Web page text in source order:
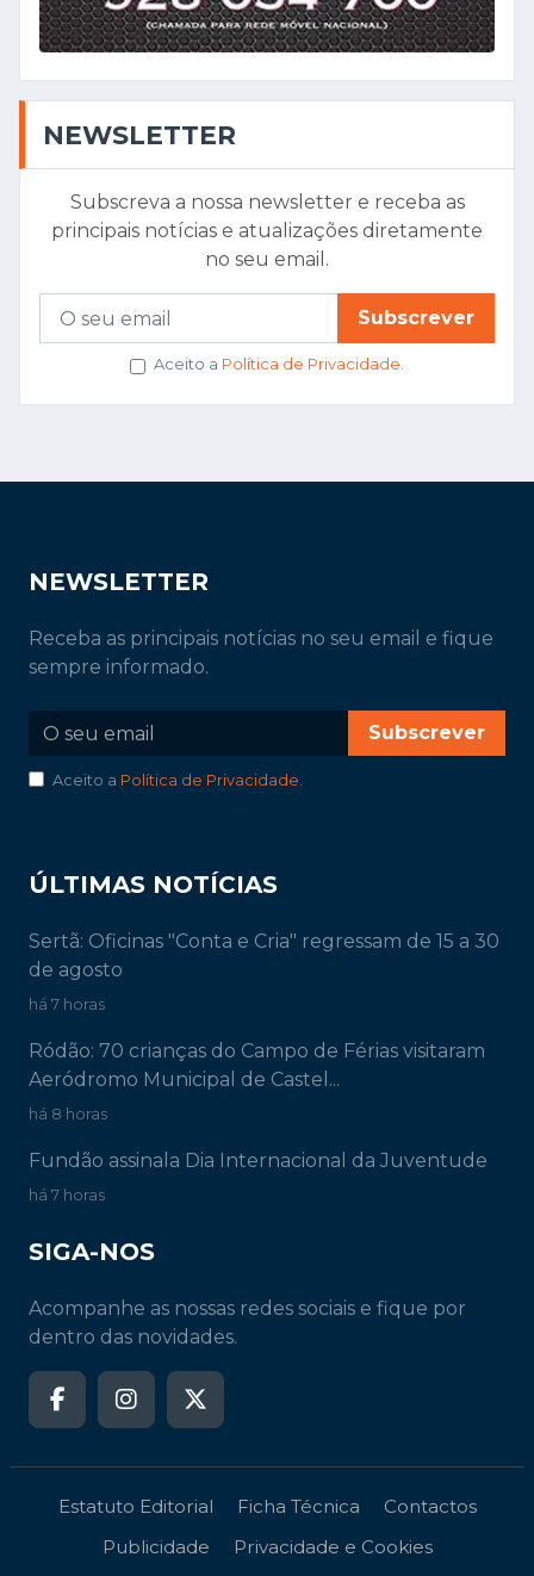
NEWSLETTER
Subscreva a nossa newsletter e receba as
principais notícias e atualizações diretamente
no seu email.
Subscrever
Aceito a Política de Privacidade.
NEWSLETTER
Receba as principais notícias no seu email e fique
sempre informado.
Subscrever
Aceito a Política de Privacidade.
ÚLTIMAS NOTÍCIAS
Sertã: Oficinas "Conta e Cria" regressam de 15 a 30
de agosto
há 7 horas
Ródão: 70 crianças do Campo de Férias visitaram
Aeródromo Municipal de Castel...
há 8 horas
Fundão assinala Dia Internacional da Juventude
há 7 horas
SIGA-NOS
Acompanhe as nossas redes sociais e fique por
dentro das novidades.
Estatuto Editorial Ficha Técnica
Contactos
Publicidade
Privacidade e Cookies